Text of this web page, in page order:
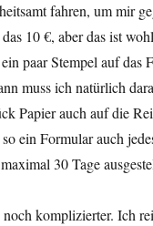
fahren, um mir
10 €, aber das ist
paar Stempel auf das
muss ich natürlich
Papier auch auf die
ein Formular auch
30 Tage
noch komplizierter. Ich